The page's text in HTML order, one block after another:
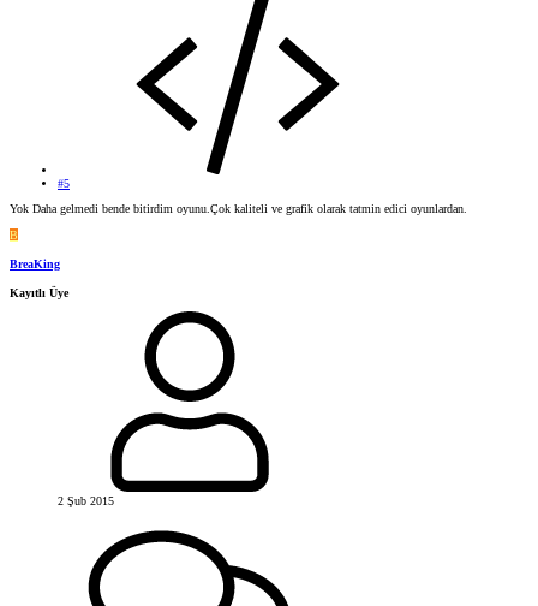
#5
Yok Daha gelmedi bende bitirdim oyunu.Çok kaliteli ve grafik olarak tatmin edici oyunlardan.
B
BreaKing
Kayıtlı Üye
2 Şub 2015